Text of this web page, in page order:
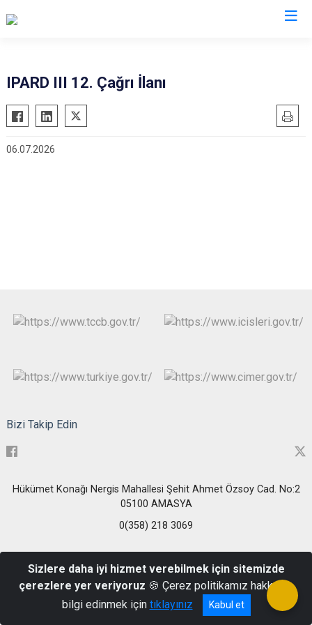
IPARD III 12. Çağrı İlanı
06.07.2026
Bizi Takip Edin
Hükümet Konağı Nergis Mahallesi Şehit Ahmet Özsoy Cad. No:2
05100 AMASYA
0(358) 218 3069
Sizlere daha iyi hizmet verebilmek için sitemizde
çerezlere yer veriyoruz 🍪 Çerez politikamız hakkında
bilgi edinmek için tıklayınız Kabul et